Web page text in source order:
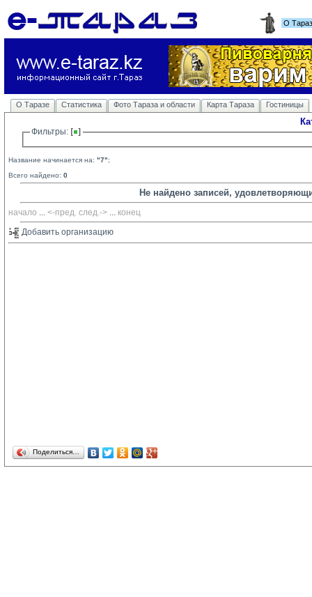
О
О Таразе Статистика Фото Тараза и области Карта Тараза Гостиницы
Фильтры:
Название начинается на: "7";
Всего найдено: 0
Не найдено записей,
начало ... <-пред. след.-> ... конец
Добавить организацию
Поделиться…